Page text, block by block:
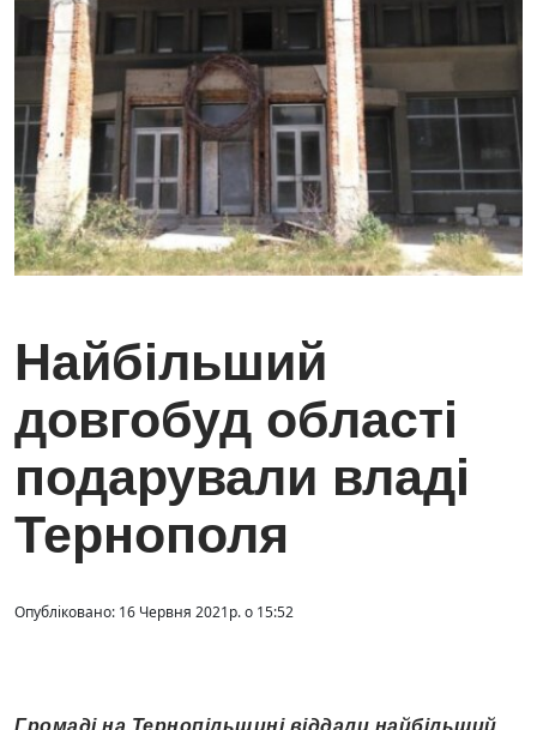
Найбільший
довгобуд області
подарували владі
Тернополя
Опубліковано: 16 Червня 2021р. о 15:52